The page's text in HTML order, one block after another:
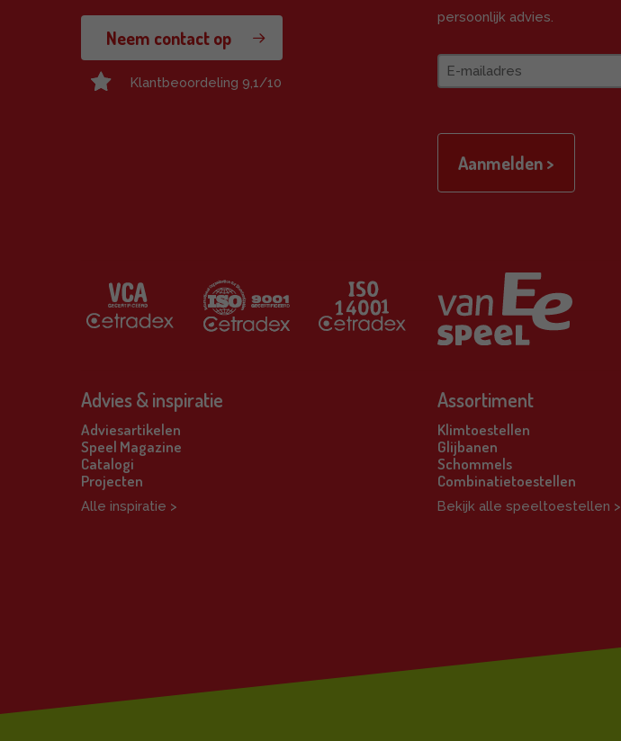
Neem contact op
Klantbeoordeling 9,1/10
persoonlijk advies.
E-
mailadres
Advies & inspiratie
Adviesartikelen
Speel Magazine
Catalogi
Projecten
Alle inspiratie >
Assortiment
Klimtoestellen
Glijbanen
Schommels
Combinatietoestellen
Bekijk alle speeltoestellen >